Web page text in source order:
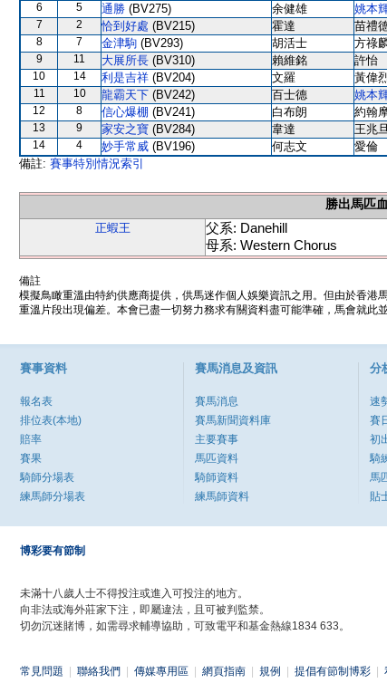
6
5 通勝 (BV275) 余健雄 姚本
7
2 恰到好處 (BV215) 霍達 苗禮
8
7 金津駒 (BV293) 胡活士 方祿
9
11 大展所長 (BV310) 賴維銘 許怡
10
14 利是吉祥 (BV204) 文羅 黃偉
11
10 龍霸天下 (BV242) 百士德 姚本
12
8 信心爆棚 (BV241) 白布朗 約翰
13
9 家安之寶 (BV284) 韋達 王兆
14
4 妙手常威 (BV196) 何志文 愛倫
備註: 賽事特別情況索引
勝出馬匹
正蝦王
父系: Danehill
母系: Western Chorus
備註
模擬鳥瞰重溫由特約供應商提供，供馬迷作個人娛樂資訊之用。但由於香
重溫片段出現偏差。本會已盡一切努力務求有關資料盡可能準確，馬會就此
賽事資料
報名表
排位表(本地)
賠率
賽果
騎師分場表
練馬師分場表
賽馬消息及資訊
賽馬消息
賽馬新聞資料庫
主要賽事
馬匹資料
騎師資料
練馬師資料
分
速
賽
初
騎
馬
貼
博彩要有節制
未滿十八歲人士不得投注或進入可投注的地方。
向非法或海外莊家下注，即屬違法，且可被判監禁。
切勿沉迷賭博，如需尋求輔導協助，可致電平和基金熱線1834 633。
常見問題 聯絡我們 傳媒專用區 網頁指南 規例 提倡有節制博彩